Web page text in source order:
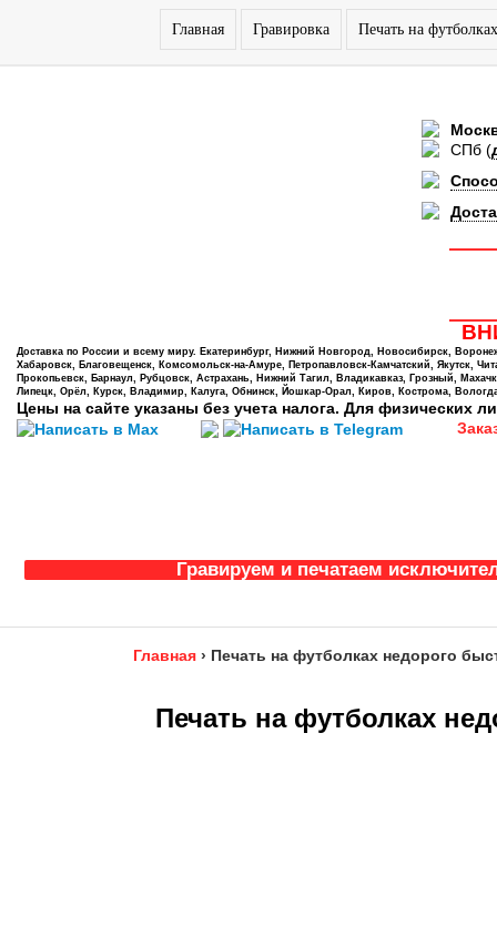
Главная Гравировка Печать на футболках
СПб (
Доставка по России и всему миру. Екатеринбург, Нижний Новгород, Новосибирск,
Хабаровск, Благовещенск, Комсомольск-на-Амуре, Петропавловск-Камчатский, Якутск,
Прокопьевск, Барнаул, Рубцовск, Астрахань, Нижний Тагил, Владикавказ, Грозный,
Липецк, Орёл, Курск, Владимир, Калуга, Обнинск, Йошкар-Орал, Киров, Кострома,
Цены на сайте указаны без учета налога. Для физических
Гравируем и печатаем
Главная › Печать на футболках недорого
Печать на футболках